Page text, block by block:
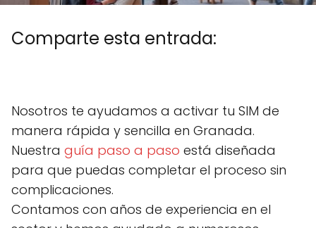
Comparte esta entrada:
p
r
t
i
r
e
n
w
t
t
e
r
)
p
r
t
i
r
e
n
e
o
o
k
p
r
t
i
r
e
t
r
e
s
t
p
r
t
i
r
e
k
d
I
n
r
e
Nosotros te ayudamos a activar tu SIM de
manera rápida y sencilla en Granada.
Nuestra guía paso a paso está diseñada
para que puedas completar el proceso sin
complicaciones.
Contamos con años de experiencia en el